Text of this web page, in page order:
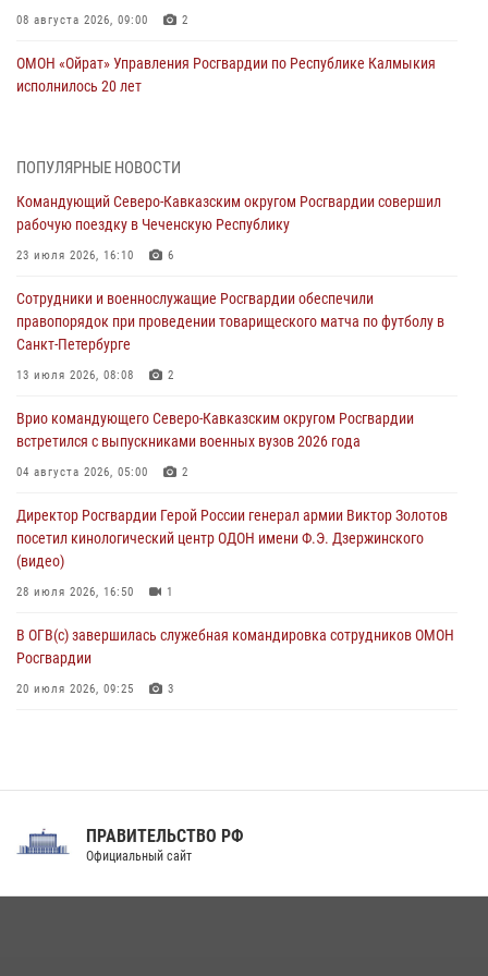
08 августа 2026, 09:00 2
ОМОН «Ойрат» Управления Росгвардии по Республике Калмыкия
исполнилось 20 лет
В Кабардино-Балкарии сотрудники Росгвардии провели турнир по
08 августа 2026, 07:00
Военнослужащие Софринской бригады Росгвардии встретились с
дорогой к Победе в СВО» (видео)
08 августа 2026, 07:00 2
Росгвардейцы обеспечили безопасность «Поезда Победы» в
08 августа 2026, 07:00
В Москве росгвардейцы оказали помощь медикам и девушке с
08 августа 2026, 06:32 1
ПОПУЛЯРНЫЕ НОВОСТИ
Командующий Северо-Кавказским округом Росгвардии совершил
рабочую поездку в Чеченскую Республику
23 июля 2026, 16:10 6
Сотрудники и военнослужащие Росгвардии обеспечили
правопорядок при проведении товарищеского матча по футболу в
Санкт-Петербурге
13 июля 2026, 08:08 2
Врио командующего Северо-Кавказским округом Росгвардии
встретился с выпускниками военных вузов 2026 года
04 августа 2026, 05:00 2
Директор Росгвардии Герой России генерал армии Виктор Золотов
посетил кинологический центр ОДОН имени Ф.Э. Дзержинского
(видео)
28 июля 2026, 16:50 1
В ОГВ(с) завершилась служебная командировка сотрудников ОМОН
Росгвардии
20 июля 2026, 09:25 3
Праздник «Один день с Росгвардией» к 105-летию Центрального
ПРАВИТЕЛЬСТВО РФ
Официальный сайт